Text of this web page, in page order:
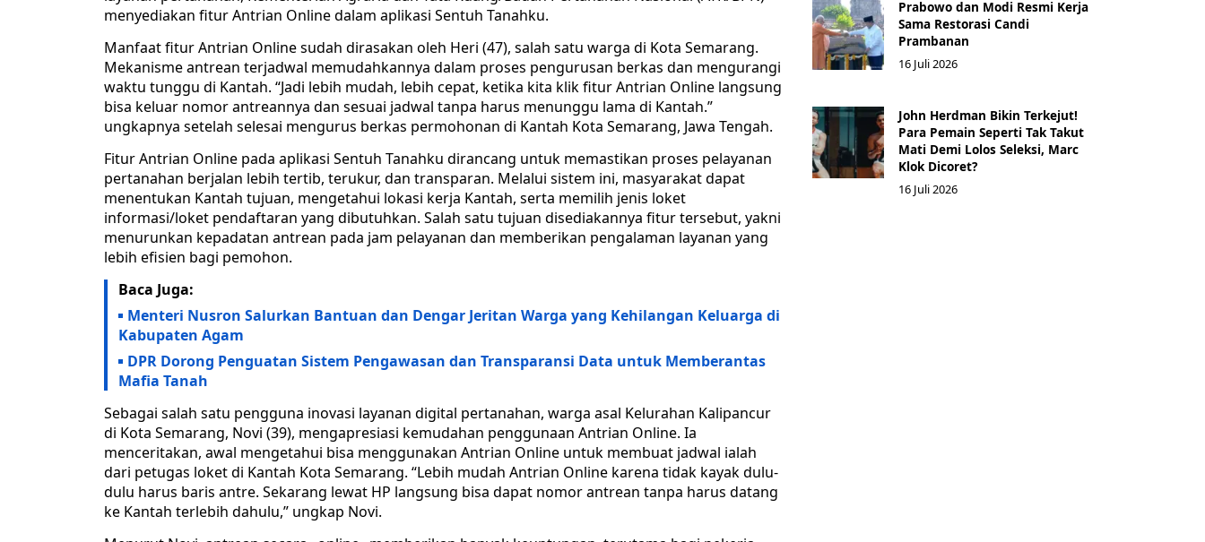
menyediakan fitur Antrian Online dalam aplikasi Sentuh Tanahku.
Manfaat fitur Antrian Online sudah dirasakan oleh Heri (47), salah satu warga di Kota Semarang.
Mekanisme antrean terjadwal memudahkannya dalam proses pengurusan berkas dan mengurangi
waktu tunggu di Kantah. “Jadi lebih mudah, lebih cepat, ketika kita klik fitur Antrian Online langsung
bisa keluar nomor antreannya dan sesuai jadwal tanpa harus menunggu lama di Kantah.”
ungkapnya setelah selesai mengurus berkas permohonan di Kantah Kota Semarang, Jawa Tengah.
Fitur Antrian Online pada aplikasi Sentuh Tanahku dirancang untuk memastikan proses pelayanan
pertanahan berjalan lebih tertib, terukur, dan transparan. Melalui sistem ini, masyarakat dapat
menentukan Kantah tujuan, mengetahui lokasi kerja Kantah, serta memilih jenis loket
informasi/loket pendaftaran yang dibutuhkan. Salah satu tujuan disediakannya fitur tersebut, yakni
menurunkan kepadatan antrean pada jam pelayanan dan memberikan pengalaman layanan yang
lebih efisien bagi pemohon.
Baca Juga:
Menteri Nusron Salurkan Bantuan dan Dengar Jeritan Warga yang Kehilangan Keluarga di
Kabupaten Agam
DPR Dorong Penguatan Sistem Pengawasan dan Transparansi Data untuk Memberantas
Mafia Tanah
Sebagai salah satu pengguna inovasi layanan digital pertanahan, warga asal Kelurahan Kalipancur
di Kota Semarang, Novi (39), mengapresiasi kemudahan penggunaan Antrian Online. Ia
menceritakan, awal mengetahui bisa menggunakan Antrian Online untuk membuat jadwal ialah
dari petugas loket di Kantah Kota Semarang. “Lebih mudah Antrian Online karena tidak kayak dulu-
dulu harus baris antre. Sekarang lewat HP langsung bisa dapat nomor antrean tanpa harus datang
ke Kantah terlebih dahulu,” ungkap Novi.
Prabowo dan Modi Resmi Kerja
Sama Restorasi Candi
Prambanan
16 Juli 2026
John Herdman Bikin Terkejut!
Para Pemain Seperti Tak Takut
Mati Demi Lolos Seleksi, Marc
Klok Dicoret?
16 Juli 2026